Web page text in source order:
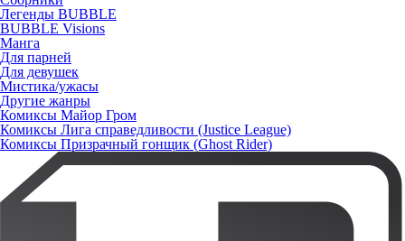
Легенды BUBBLE
BUBBLE Visions
Манга
Для парней
Для девушек
Мистика/ужасы
Другие жанры
Комиксы Майор Гром
Комиксы Лига справедливости (Justice League)
Комиксы Призрачный гонщик (Ghost Rider)